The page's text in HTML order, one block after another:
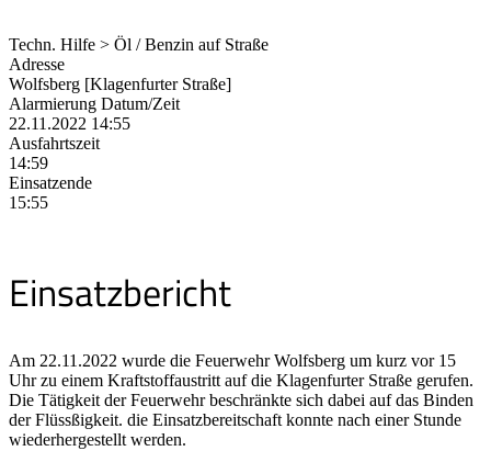
Techn. Hilfe > Öl / Benzin auf Straße
Adresse
Wolfsberg [Klagenfurter Straße]
Alarmierung Datum/Zeit
22.11.2022 14:55
Ausfahrtszeit
14:59
Einsatzende
15:55
Einsatzbericht
Am 22.11.2022 wurde die Feuerwehr Wolfsberg um kurz vor 15
Uhr zu einem Kraftstoffaustritt auf die Klagenfurter Straße gerufen.
Die Tätigkeit der Feuerwehr beschränkte sich dabei auf das Binden
der Flüssßigkeit. die Einsatzbereitschaft konnte nach einer Stunde
wiederhergestellt werden.